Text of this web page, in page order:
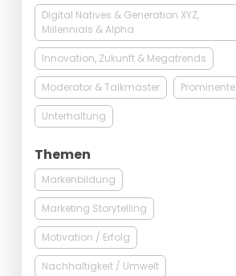
Digital Natives & Generation XYZ,
Millennials & Alpha
Innovation, Zukunft & Megatrends
Moderator & Talkmaster Prominente
Unterhaltung
Themen
Markenbildung
Marketing Storytelling
Motivation / Erfolg
Nachhaltigkeit / Umwelt